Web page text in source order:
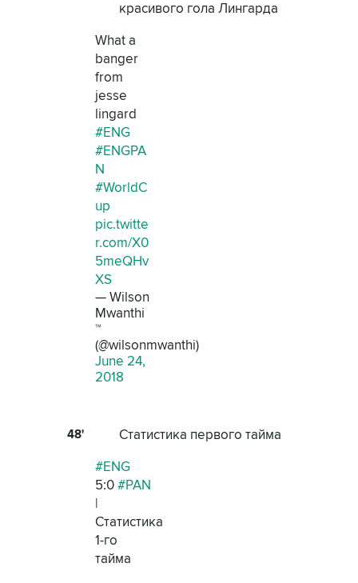
красивого гола Лингарда
What a
banger
from
jesse
lingard
#ENG
#ENGPA
N
#WorldC
up
pic.twitte
r.com/X0
5meQHv
XS
— Wilson
Mwanthi
™
(@wilsonmwanthi)
June 24,
2018
48'
Статистика первого тайма
#ENG
5:0 #PAN
|
Статистика
1-го
тайма